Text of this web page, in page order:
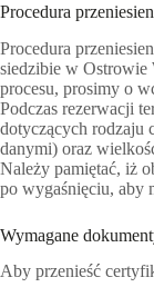
Procedura
Procedura
siedzibie w Ostrowie
procesu, prosimy o
Podczas rezerwacji
dotyczących rodzaju
danymi) oraz
Należy pamiętać, iż
po wygaśnięciu, aby
Wymagane
Aby przenieść